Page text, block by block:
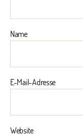
Name
E-Mail-Adresse
Website